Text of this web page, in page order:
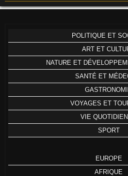
POLITIQUE ET
ART ET
NATURE ET
SANTÉ ET
VOYAGES ET
VIE
SPORT
EUROPE
AFRIQUE